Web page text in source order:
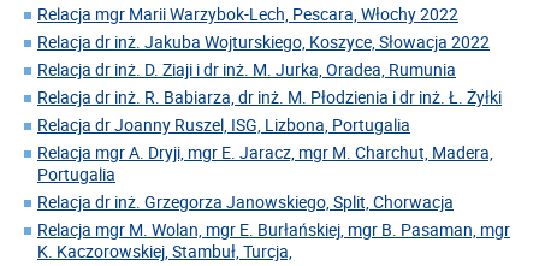
Relacja mgr Marii Warzybok-Lech, Pescara, Włochy 2022
Relacja dr inż. Jakuba Wojturskiego, Koszyce, Słowacja 2022
Relacja dr inż. D. Ziaji i dr inż. M. Jurka, Oradea, Rumunia
Relacja dr inż. R. Babiarza, dr inż. M. Płodzienia i dr inż. Ł. Żyłki
Relacja dr Joanny Ruszel, ISG, Lizbona, Portugalia
Relacja mgr A. Dryji, mgr E. Jaracz, mgr M. Charchut, Madera,
Portugalia
Relacja dr inż. Grzegorza Janowskiego, Split, Chorwacja
Relacja mgr M. Wolan, mgr E. Burłańskiej, mgr B. Pasaman, mgr
K. Kaczorowskiej, Stambuł, Turcja,